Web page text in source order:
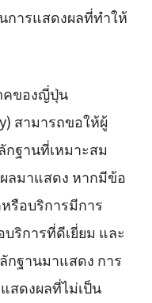
การแสดงผลที่ทำให้
คของญี่ปุ่น
สามารถขอให้ผู้
กฐานที่เหมาะสม
ลมาแสดง หากมีข้อ
รือบริการมีการ
ริการที่ดีเยี่ยม และ
กฐานมาแสดง การ
สดงผลที่ไม่เป็น